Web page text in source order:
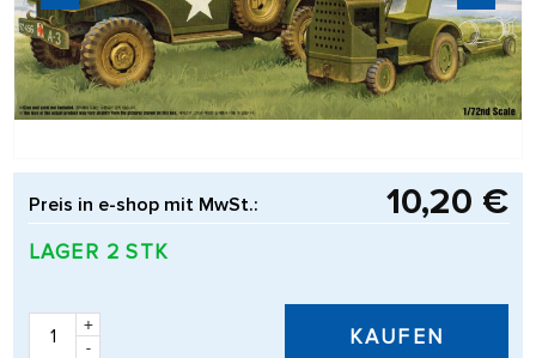
Preis in e-shop mit MwSt.: 10,20 €
LAGER 2 STK
+
-
KAUFEN